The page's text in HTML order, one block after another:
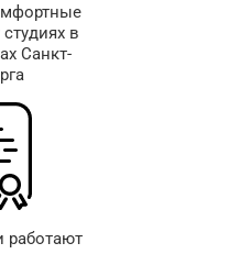
в
Санкт-
работают